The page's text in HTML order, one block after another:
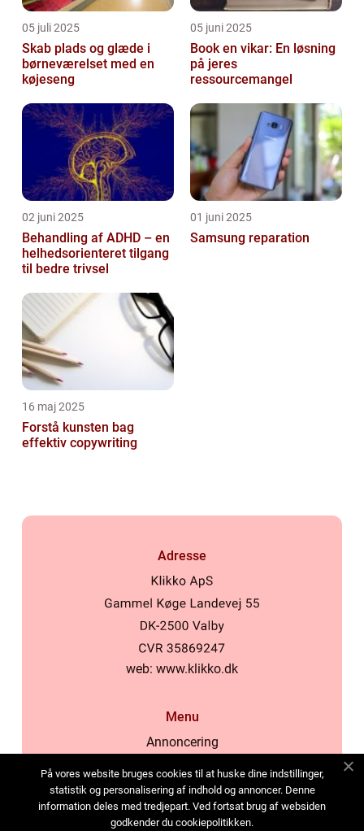
05 juli 2025
Skab plads og glæde i
børneværelset med en
køjeseng
05 juni 2025
Book en vikar: En løsning
på jeres
ressourcemangel
02 juni 2025
Behandling af ADHD – en
helhedsorienteret tilgang
til bedre trivsel
01 juni 2025
Samsung reparation
16 maj 2025
Forstå kunsten bag
effektiv copywriting
Adresse
web: www.klikko.dk
Menu
Annoncering
Cookies
Kontakt os
På vores website bruges cookies til at huske dine indstillinger,
statistik og personalisering af indhold og annoncer. Denne
information deles med tredjepart. Ved fortsat brug af websiden
godkender du cookiepolitikken.